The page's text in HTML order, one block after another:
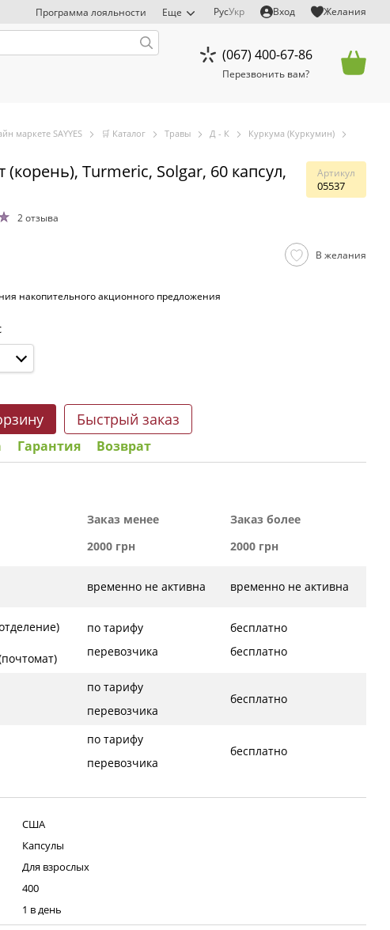
Программа лояльности Еще РусУкр Вход Желания
(067) 400-67-86
Перезвонить вам?
маркете SAYYES 🛒 Каталог Травы Д - К
Куркума (Куркумин)
(корень), Turmeric, Solgar, 60 капсул,
Артикул
05537
2 отзыва
В желания
накопительного акционного предложения
Быстрый заказ
Гарантия Возврат
Заказ менее
2000 грн
Заказ более
2000 грн
временно не активна временно не активна
по тарифу
перевозчика
бесплатно
бесплатно
по тарифу
перевозчика
бесплатно
по тарифу
перевозчика
бесплатно
США
Капсулы
Для взрослых
400
1 в день